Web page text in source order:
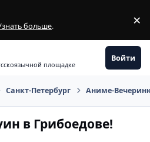
больше. ×
площадке
Войти
Санкт-Петербург Аниме-
в Грибоедове!